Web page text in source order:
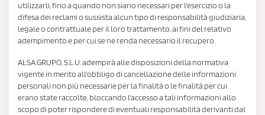
utilizzarli, fino a quando non siano necessari per l'esercizio o la
difesa dei reclami o sussista alcun tipo di responsabilità giudiziaria,
legale o contrattuale per il loro trattamento, ai fini del relativo
adempimento e per cui se ne renda necessario il recupero.
ALSA GRUPO, S.L.U. adempirà alle disposizioni della normativa
vigente in merito all'obbligo di cancellazione delle informazioni
personali non più necessarie per la finalità o le finalità per cui
erano state raccolte, bloccando l'accesso a tali informazioni allo
scopo di poter rispondere di eventuali responsabilità derivanti dal